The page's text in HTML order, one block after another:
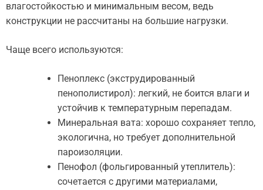
влагостойкостью и минимальным весом, ведь
конструкции не рассчитаны на большие нагрузки.
Чаще всего используются:
Пеноплекс (экструдированный
пенополистирол): легкий, не боится влаги и
устойчив к температурным перепадам.
Минеральная вата: хорошо сохраняет тепло,
экологична, но требует дополнительной
пароизоляции.
Пенофол (фольгированный утеплитель):
сочетается с другими материалами,